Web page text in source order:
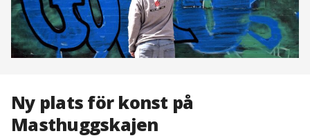
Ny plats för konst på
Masthuggskajen